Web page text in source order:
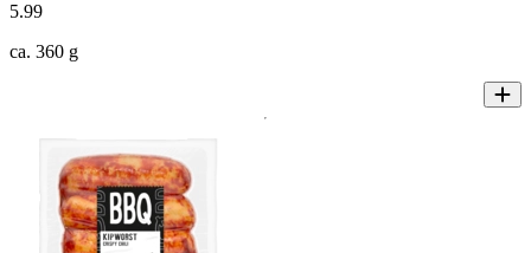
5.99
ca. 360 g